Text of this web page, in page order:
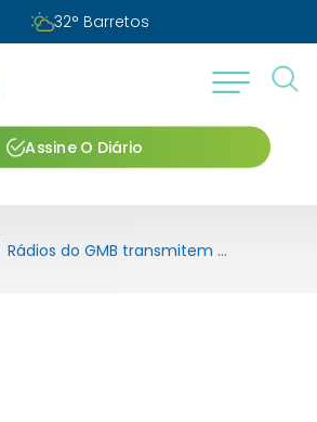
32° Barretos
Assine O Diário
Rádios do GMB transmitem o jogo do Brasil